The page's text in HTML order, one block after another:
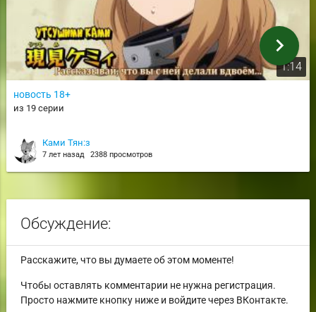
1:14
новость 18+
из 19 серии
Ками Тян:з
7 лет назад 2388 просмотров
chevron_right
Обсуждение:
Расскажите, что вы думаете об этом моменте!
Чтобы оставлять комментарии не нужна регистрация.
Просто нажмите кнопку ниже и войдите через ВКонтакте.